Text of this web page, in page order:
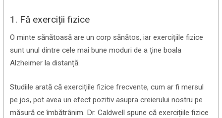
1. Fă exerciții fizice
O minte sănătoasă are un corp sănătos, iar exercițiile fizice
sunt unul dintre cele mai bune moduri de a ține boala
Alzheimer la distanță.
Studiile arată că exercițiile fizice frecvente, cum ar fi mersul
pe jos, pot avea un efect pozitiv asupra creierului nostru pe
măsură ce îmbătrânim. Dr. Caldwell spune că exercițiile fizice